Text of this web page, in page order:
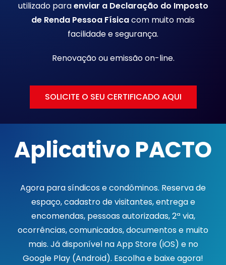
utilizado paraenviar a Declaração do Imposto
de Renda Pessoa Físicacom muito mais
facilidade e segurança.
Renovação ou emissãoon-line.
SOLICITE O SEU CERTIFICADO AQUI
Aplicativo PACTO
Agora para síndicos e condôminos. Reserva de
espaço, cadastro de visitantes, entrega e
encomendas, pessoas autorizadas, 2ª via,
ocorrências, comunicados, documentos e muito
mais. Já disponível na App Store (iOS) e no
Google Play (Android). Escolha e baixe agora!